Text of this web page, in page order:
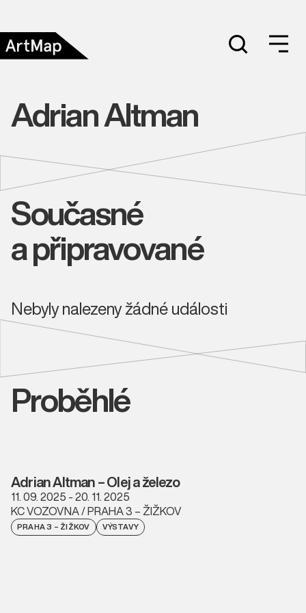
Adrian Altman
Současné
a připravované
Nebyly nalezeny žádné události
Proběhlé
Adrian Altman – Olej a železo
11. 09. 2025 - 20. 11. 2025
KC VOZOVNA / PRAHA 3 – ŽIŽKOV
PRAHA 3 – ŽIŽKOV VÝSTAVY